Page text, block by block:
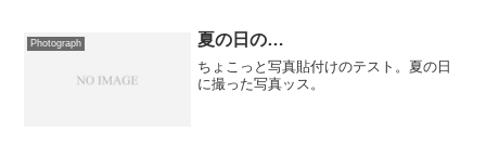
Photograph 夏の日の…
ちょこっと写真貼付けのテスト。夏の日
に撮った写真ッス。